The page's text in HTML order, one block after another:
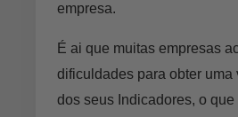
empresa.
É ai que muitas empresas
dificuldades para obter uma
dos seus Indicadores, o